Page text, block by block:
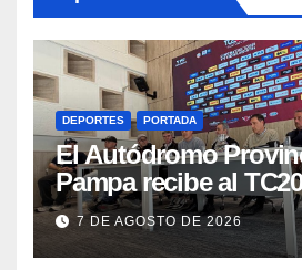
DEPORTES PORTADA
El Autódromo
Pampa recibe al
Race y Fórmula
de semana
7 DE AGOSTO DE 2026